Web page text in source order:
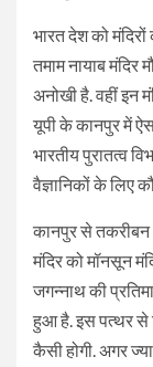
भारत देश को
तमाम नायाब
अनोखी है. वहीं इन
यूपी के कानपुर में
भारतीय पुरातत्व
वैज्ञानिकों के लिए
कानपुर से तकरीबन
मंदिर को मॉनसून
जगन्नाथ की
हुआ है. इस पत्थर से
कैसी होगी. अगर